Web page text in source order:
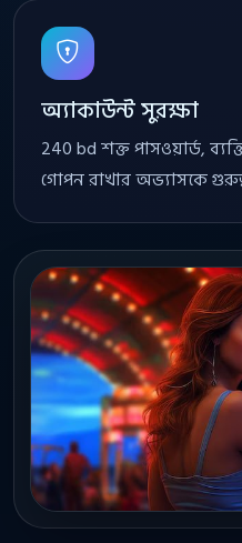
অ্যাকাউন্ট সুরক্ষা
240 bd শক্ত পাসওয়ার্ড,
গোপন রাখার অভ্যাসকে